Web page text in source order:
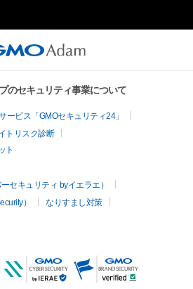
のセキュリティ事業について
ビス「GMOセキュリティ24」
トリスク診断
ト
セキュリティ byイエラエ）
）
なりすまし対策